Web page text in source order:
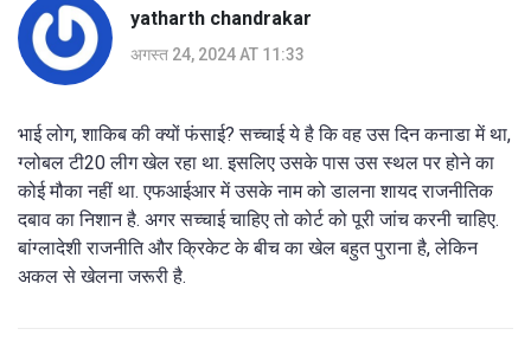
yatharth chandrakar
अगस्त 24, 2024 AT 11:33
भाई लोग, शाकिब की क्यों फंसाई? सच्चाई ये है कि वह उस दिन कनाडा में था,
ग्लोबल टी20 लीग खेल रहा था. इसलिए उसके पास उस स्थल पर होने का
कोई मौका नहीं था. एफआईआर में उसके नाम को डालना शायद राजनीतिक
दबाव का निशान है. अगर सच्चाई चाहिए तो कोर्ट को पूरी जांच करनी चाहिए.
बांग्लादेशी राजनीति और क्रिकेट के बीच का खेल बहुत पुराना है, लेकिन
अकल से खेलना जरूरी है.